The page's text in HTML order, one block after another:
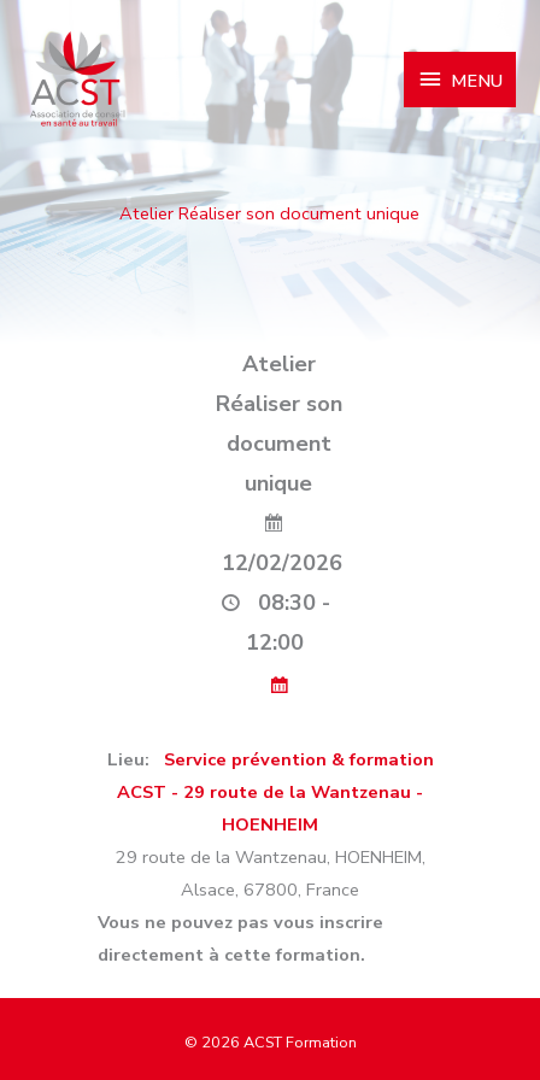
MENU
Atelier Réaliser son document unique
Atelier
Réaliser son
document
unique
12/02/2026
08:30 -
12:00
Lieu:
Service prévention & formation
ACST - 29 route de la Wantzenau -
HOENHEIM
29 route de la Wantzenau, HOENHEIM,
Alsace, 67800, France
Vous ne pouvez pas vous inscrire
directement à cette formation.
© 2026 ACST Formation